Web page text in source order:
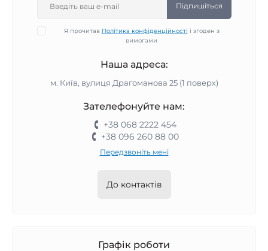
Підпишіться
Я прочитав Політика конфіденційності і згоден з
вимогами
Наша адреса:
м. Київ, вулиця Драгоманова 25 (1 поверх)
Зателефонуйте нам:
+38 068 2222 454
+38 096 260 88 00
Передзвоніть мені
До контактів
Графік роботи